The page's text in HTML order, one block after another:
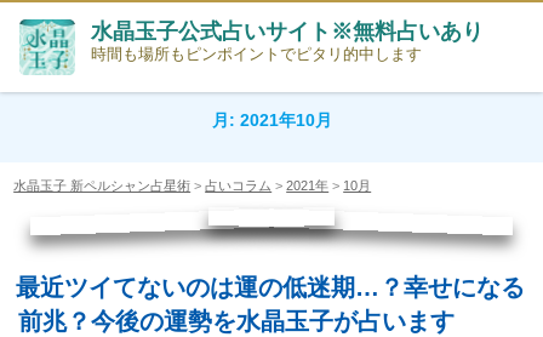
ン
ス
水晶玉子公式占いサイト※無料占いあり
時間も場所もピンポイントでピタリ的中します
月: 2021年10月
水晶玉子 新ペルシャン占星術 >占いコラム >2021年 > 10月
最近ツイてないのは運の低迷期…？幸せになる
前兆？今後の運勢を水晶玉子が占います